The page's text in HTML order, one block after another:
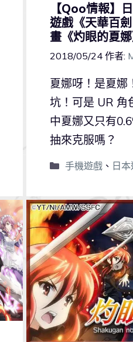
【Qoo情報】
遊戲《天華百
畫《灼眼的夏
2018/05/24 作者:
夏娜呀！是夏娜
坑！可是 UR 角
中夏娜又只有
抽來克服嗎？
手機遊戲、 日